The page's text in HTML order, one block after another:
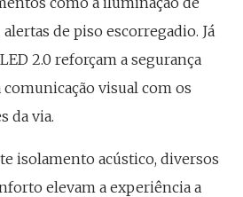
de piso escorregadio. Já
2.0 reforçam a segurança
visual com os
da via.
isolamento acústico, diversos
elevam a experiência a